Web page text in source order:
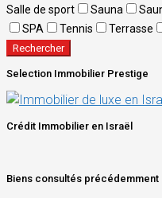
Salle de sport
Sauna
SPA
Tennis Terrasse
Rechercher
Selection Immobilier Prestige
Crédit Immobilier en Israël
Biens consultés précédemment